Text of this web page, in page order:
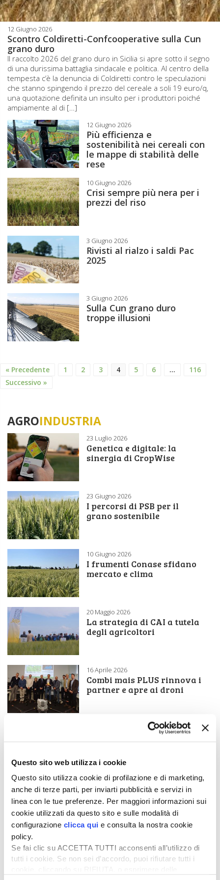
Questo sito web utilizza i cookie
Questo sito utilizza cookie di profilazione e di marketing,
anche di terze parti, per inviarti pubblicità e servizi in
linea con le tue preferenze. Per maggiori informazioni sui
cookie utilizzati da questo sito e sulle modalità di
configurazione clicca qui e consulta la nostra cookie
policy.
Se fai clic su ACCETTA TUTTI acconsenti all’utilizzo di
tutti i cookie. Se non sei d’accordo, puoi rifiutare tutti i
12 Giugno 2026
Scontro Coldiretti-Confcooperative sulla Cun
grano duro
Il raccolto 2026 del grano duro in Sicilia si apre sotto il segno
di una durissima battaglia sindacale e politica. Al centro della
tempesta c’è la denuncia di Coldiretti contro le speculazioni
che stanno spingendo il prezzo del cereale a soli 19 euro/q,
una quotazione definita un insulto per i produttori poiché
ampiamente al di […]
12 Giugno 2026
Più efficienza e
sostenibilità nei cereali con
le mappe di stabilità delle
rese
10 Giugno 2026
Crisi sempre più nera per i
prezzi del riso
3 Giugno 2026
Rivisti al rialzo i saldi Pac
2025
3 Giugno 2026
Sulla Cun grano duro
troppe illusioni
« Precedente 1 2 3 4 5 6 …
116
Successivo »
AGROINDUSTRIA
23 Luglio 2026
Genetica e digitale: la
sinergia di CropWise
23 Giugno 2026
I percorsi di PSB per il
grano sostenibile
10 Giugno 2026
I frumenti Conase sfidano
mercato e clima
20 Maggio 2026
La strategia di CAI a tutela
degli agricoltori
16 Aprile 2026
Combi mais PLUS rinnova i
partner e apre ai droni
SIS inaugura il primo
termo-trattamento delle
sementi
20 Novembre 2025
RAGT acquista il business
orzo da malto da Syngenta
10 Novembre 2025
Segale ibrida: opportunità
per biogas e biometano